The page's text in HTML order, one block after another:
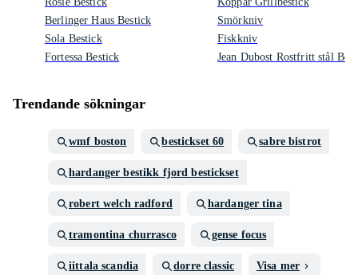
Berlinger Haus Bestick
Sola Bestick
Fortessa Bestick
Smörkniv
Fiskkniv
Jean Dubost Rostfritt stål
Trendande sökningar
wmf boston bestickset 60 sabre bistrot
hardanger bestikk fjord bestickset
robert welch radford hardanger tina
tramontina churrasco gense focus
iittala scandia dorre classic Visa mer